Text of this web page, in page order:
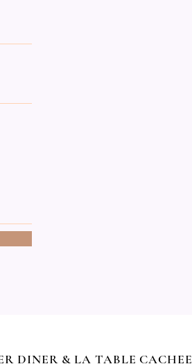
DINER & LA TABLE CACHEE